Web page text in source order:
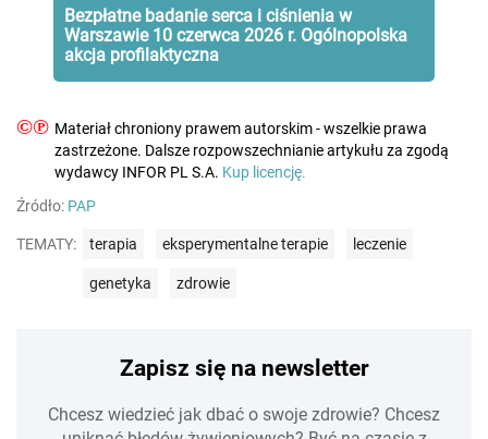
Bezpłatne badanie serca i ciśnienia w
Warszawie 10 czerwca 2026 r. Ogólnopolska
akcja profilaktyczna
©℗ Materiał chroniony prawem autorskim - wszelkie prawa
zastrzeżone. Dalsze rozpowszechnianie artykułu za zgodą
wydawcy INFOR PL S.A. Kup licencję.
Źródło: PAP
TEMATY: terapia eksperymentalne terapie leczenie
genetyka zdrowie
Zapisz się na newsletter
Chcesz wiedzieć jak dbać o swoje zdrowie? Chcesz